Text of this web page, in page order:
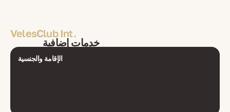
VelesClub Int.
خدمات إضافية
الإقامة والجنسية